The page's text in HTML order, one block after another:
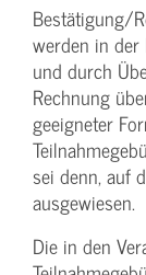
Bestätigung­/
werden in der
und durch
Rechnung
geeigneter
sei denn, auf
ausgewiesen.
Die in den